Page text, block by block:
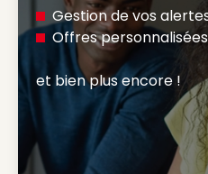
Gestion de vos
Offres personnalisées
et bien plus encore !